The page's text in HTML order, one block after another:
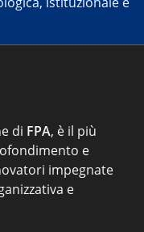
di FPA, è il più
e
impegnate
e